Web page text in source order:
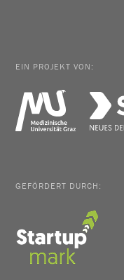
EIN PROJEKT VON:
GEFÖRDERT DURCH: